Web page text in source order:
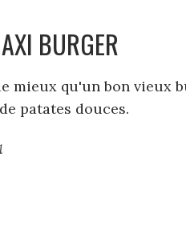
BURGER
mieux qu'un bon vieux
patates douces.